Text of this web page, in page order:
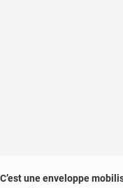
C’est une enveloppe